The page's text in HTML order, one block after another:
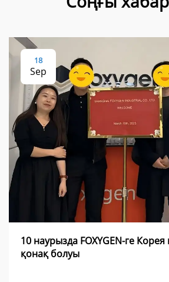
18
Sep
10 наурызда FOXYGEN-ге Корея
қонақ болуы